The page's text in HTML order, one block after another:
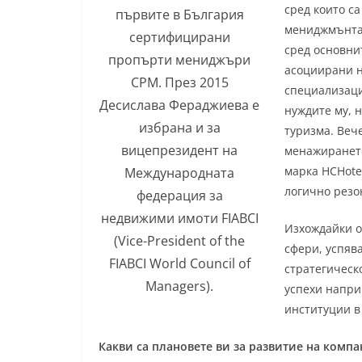
първите в България
сертифицирани
пропърти мениджъри
CPM. През 2015
Десислава Фераджиева е
избрана и за
вицепрезидент на
Международната
федерация за
недвижими имоти FIABCI
(Vice-President of the
FIABCI World Council of
Managers).
сред които
сред
асоциирани
нуждите му,
туризма.
марка
логично
Изхождайки
сфери,
успехи
институции
Какви са плановете ви за развитие на